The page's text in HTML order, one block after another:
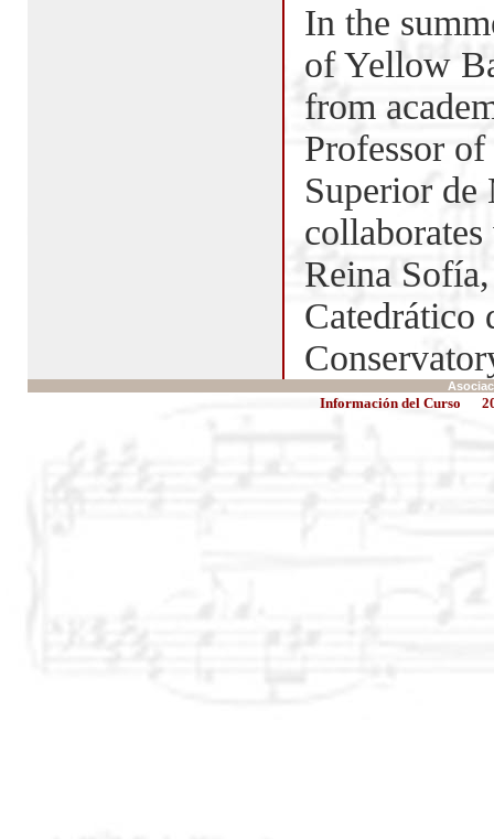
In the
of Yellow
from
Professor
Superior de
Reina
Catedrático
Información del Curso